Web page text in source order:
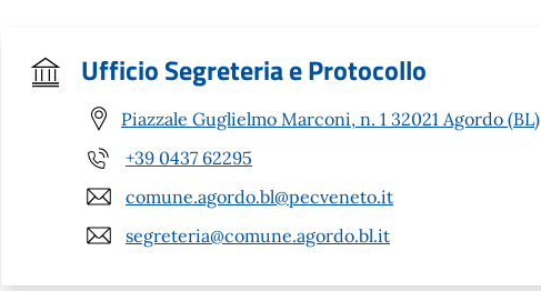
Ufficio Segreteria e Protocollo
Piazzale Guglielmo Marconi, n. 1 32021 Agordo (BL)
+39 0437 62295
comune.agordo.bl@pecveneto.it
segreteria@comune.agordo.bl.it